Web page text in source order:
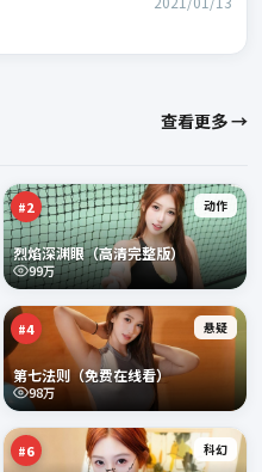
查看更多 →
#2 动作
烈焰深渊眼（高清完整版）
99万
#4 悬疑
第七法则（免费在线看）
98万
#6 科幻